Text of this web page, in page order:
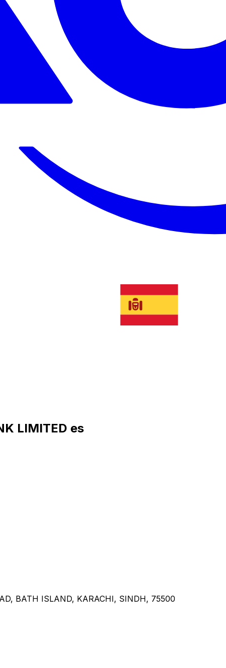
LIMITED es
BATH ISLAND, KARACHI, SINDH, 75500